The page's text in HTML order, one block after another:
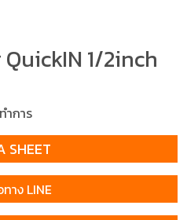
1/2inch
ำการ
SHEET
าง LINE